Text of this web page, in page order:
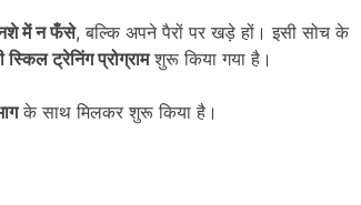
नशे में न फँसे, बल्कि अपने पैरों पर खड़े हों। इसी सोच के
स्किल ट्रेनिंग प्रोग्रामशुरू किया गया है।
के साथ मिलकर शुरू किया है।